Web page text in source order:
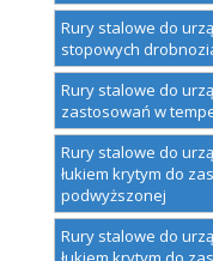
Rury stalowe do
stopowych
Rury stalowe do
zastosowań w
Rury stalowe do
łukiem krytym do
podwyższonej
Rury stalowe do